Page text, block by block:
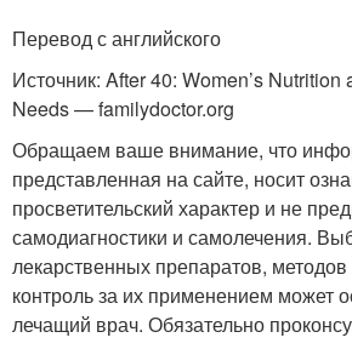
Перевод с английского
Источник: After 40: Women’s
Needs — familydoctor.org
Обращаем ваше внимание, что
представленная на сайте, носит
просветительский характер и не
самодиагностики и самолечения.
лекарственных препаратов,
контроль за их применением может
лечащий врач. Обязательно